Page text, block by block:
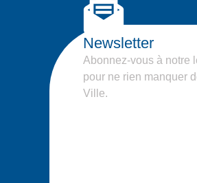
Newsletter
Abonnez-vous à notre
pour ne rien manquer
Ville.